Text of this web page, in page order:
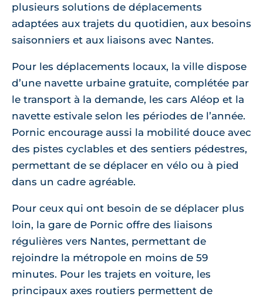
plusieurs solutions de déplacements
adaptées aux trajets du quotidien, aux besoins
saisonniers et aux liaisons avec Nantes.
Pour les déplacements locaux, la ville dispose
d’une navette urbaine gratuite, complétée par
le transport à la demande, les cars Aléop et la
navette estivale selon les périodes de l’année.
Pornic encourage aussi la mobilité douce avec
des pistes cyclables et des sentiers pédestres,
permettant de se déplacer en vélo ou à pied
dans un cadre agréable.
Pour ceux qui ont besoin de se déplacer plus
loin, la gare de Pornic offre des liaisons
régulières vers Nantes, permettant de
rejoindre la métropole en moins de 59
minutes. Pour les trajets en voiture, les
principaux axes routiers permettent de